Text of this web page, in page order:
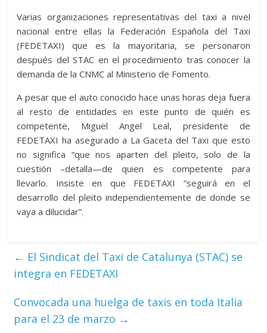
Varias organizaciones representativas del taxi a nivel
nacional entre ellas la Federación Española del Taxi
(FEDETAXI) que es la mayoritaria, se personaron
después del STAC en el procedimiento tras conocer la
demanda de la CNMC al Ministerio de Fomento.
A pesar que el auto conocido hace unas horas deja fuera
al resto de entidades en este punto de quién es
competente, Miguel Angel Leal, presidente de
FEDETAXI ha asegurado a La Gaceta del Taxi que esto
no significa “que nos aparten del pleito, solo de la
cuestión –detalla—de quien es competente para
llevarlo. Insiste en que FEDETAXI “seguirá en el
desarrollo del pleito independientemente de donde se
vaya a dilucidar”.
← El Sindicat del Taxi de Catalunya (STAC) se
integra en FEDETAXI
Convocada una huelga de taxis en toda Italia
para el 23 de marzo →